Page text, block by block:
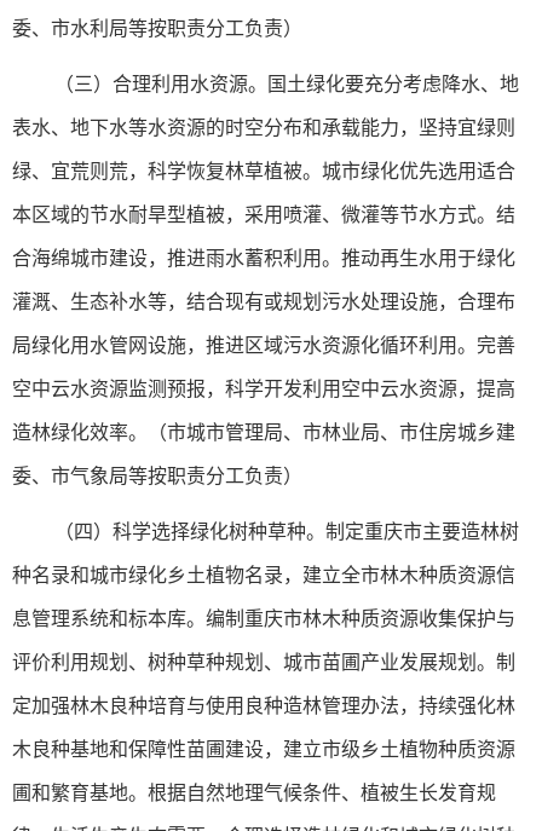
委、市水利局等按职责分工负责）
（三）合理利用水资源。国土绿化要充分考虑降水、地
表水、地下水等水资源的时空分布和承载能力，坚持宜绿则
绿、宜荒则荒，科学恢复林草植被。城市绿化优先选用适合
本区域的节水耐旱型植被，采用喷灌、微灌等节水方式。结
合海绵城市建设，推进雨水蓄积利用。推动再生水用于绿化
灌溉、生态补水等，结合现有或规划污水处理设施，合理布
局绿化用水管网设施，推进区域污水资源化循环利用。完善
空中云水资源监测预报，科学开发利用空中云水资源，提高
造林绿化效率。（市城市管理局、市林业局、市住房城乡建
委、市气象局等按职责分工负责）
（四）科学选择绿化树种草种。制定重庆市主要造林树
种名录和城市绿化乡土植物名录，建立全市林木种质资源信
息管理系统和标本库。编制重庆市林木种质资源收集保护与
评价利用规划、树种草种规划、城市苗圃产业发展规划。制
定加强林木良种培育与使用良种造林管理办法，持续强化林
木良种基地和保障性苗圃建设，建立市级乡土植物种质资源
圃和繁育基地。根据自然地理气候条件、植被生长发育规